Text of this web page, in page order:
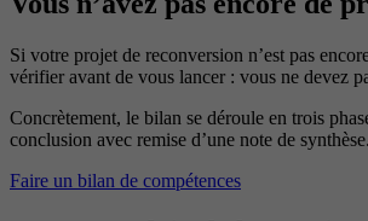
Si votre projet de reconversion n’est pas
vérifier avant de vous lancer : vous ne devez
Concrètement, le bilan se déroule en trois
conclusion avec remise d’une note de
Faire un bilan de compétences